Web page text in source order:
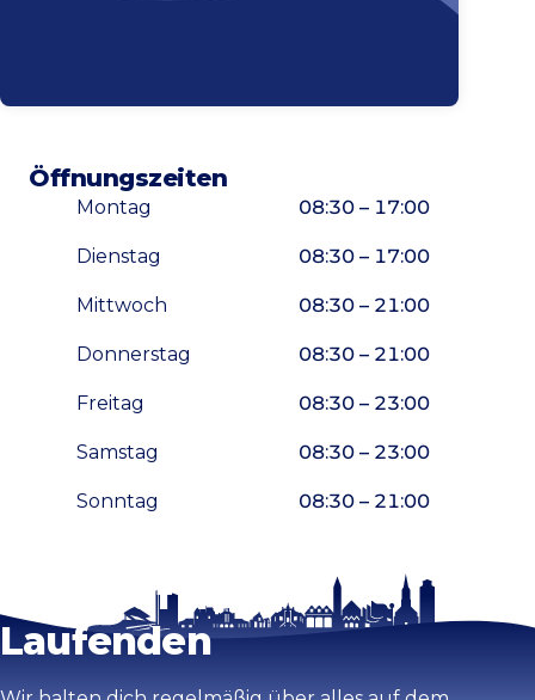
Öffnungszeiten
Montag 08:30 – 17:00
Dienstag 08:30 – 17:00
Mittwoch 08:30 – 21:00
Donnerstag 08:30 – 21:00
Freitag 08:30 – 23:00
Samstag 08:30 – 23:00
Sonntag 08:30 – 21:00
Karte vergrößern
Bleib auf dem
Laufenden